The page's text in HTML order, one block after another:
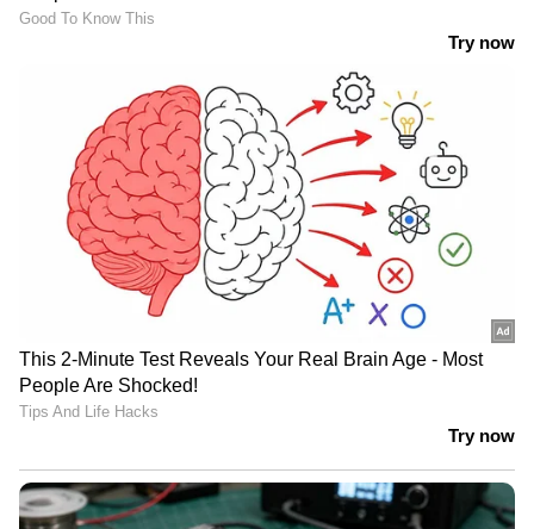
വിശപ്പ്, അമിത ക്ഷീണം, ശരീരഭാരം കുറയുക,
അലസത തുടങ്ങിയവ വിറ്റാമിൻ സിയുടെ
കുറവിന്റെ ലക്ഷണങ്ങളാകാം.
അഞ്ച്...
രക്തസ്രാവമുള്ള മോണകളും ഇടയ്ക്കിടെ
രോഗബാധിതരാകുകയും ചെയ്യുന്നതും